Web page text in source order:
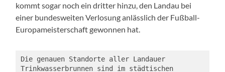
kommt sogar noch ein dritter hinzu, den Landau bei
einer bundesweiten Verlosung anlässlich der Fußball-
Europameisterschaft gewonnen hat.
Die genauen Standorte aller Landauer
Trinkwasserbrunnen sind im städtischen